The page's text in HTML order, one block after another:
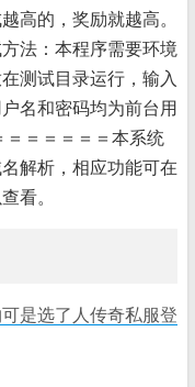
高的，奖励就越高。
法：本程序需要环境
测试目录运行，输入
名和密码均为前台用
＝＝＝＝＝＝本系统
解析，相应功能可在
看。
是选了人传奇私服登